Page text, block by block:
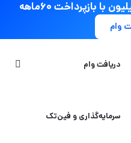
وام
دریافت وام
سرمایه‌گذاری و فین‌تک